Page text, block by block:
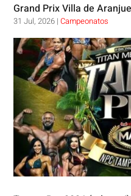
Grand Prix Villa de
31 Jul, 2026 |Campeonatos